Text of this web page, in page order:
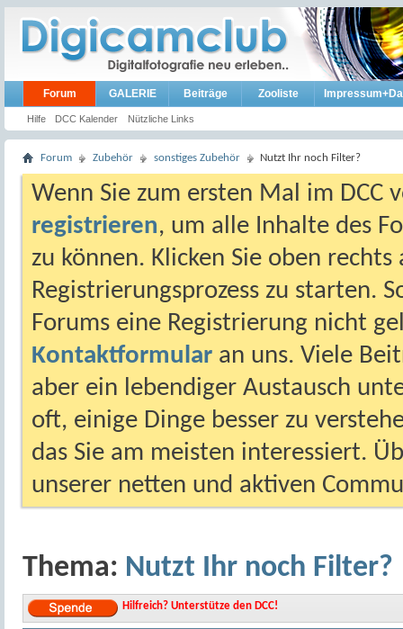
Forum
Hilfe DCC Kalender Nützliche Links
GALERIE Beiträge Zooliste
Forum Zubehör sonstiges Zubehör Nutzt Ihr noch Filter?
Wenn Sie zum ersten Mal im DCC
registrieren, um alle Inhalte des
zu können. Klicken Sie oben
Registrierungsprozess zu starten.
Forums eine Registrierung nicht
Kontaktformular an uns. Viele
aber ein lebendiger Austausch
oft, einige Dinge besser zu
das Sie am meisten interessiert.
unserer netten und aktiven
Thema: Nutzt Ihr noch Filter?
Hilfreich? Unterstütze den DCC!